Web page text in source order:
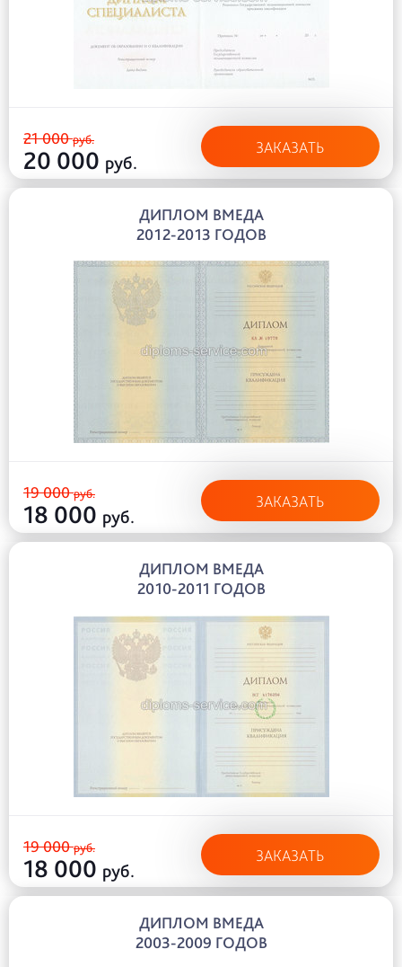
21 000руб.
20 000 руб.
ЗАКАЗАТЬ
ДИПЛОМ ВМЕДА
2012-2013 ГОДОВ
19 000руб.
18 000 руб.
ЗАКАЗАТЬ
ДИПЛОМ ВМЕДА
2010-2011 ГОДОВ
19 000руб.
18 000 руб.
ЗАКАЗАТЬ
ДИПЛОМ ВМЕДА
2003-2009 ГОДОВ